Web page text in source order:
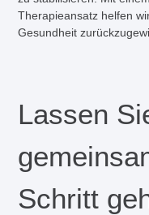
Therapieansatz helfen
Gesundheit
Lassen
Schritt